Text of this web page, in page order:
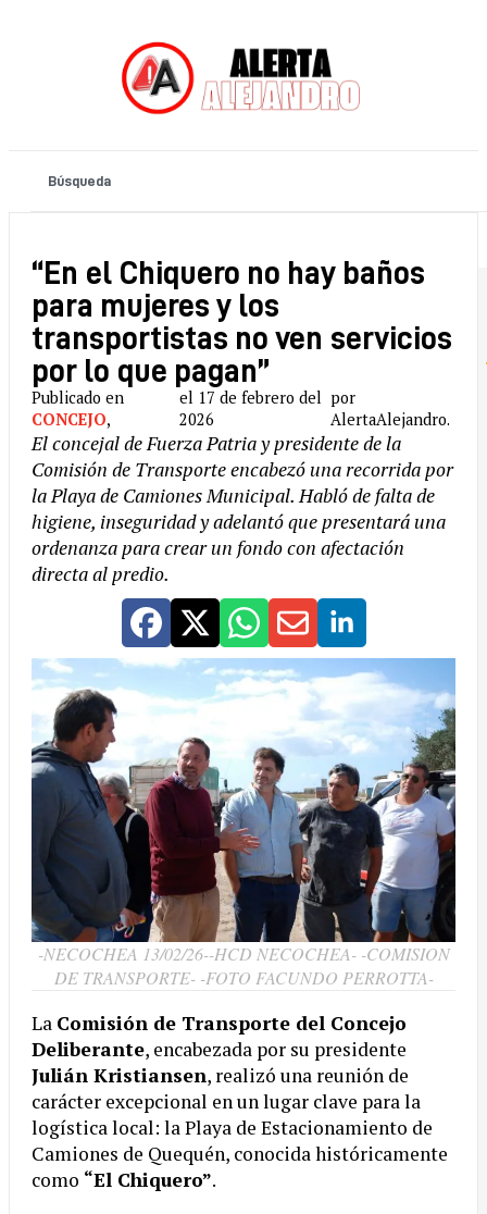
“En el Chiquero no hay baños
para mujeres y los
transportistas no ven servicios
por lo que pagan”
Publicado en
CONCEJO,
el 17 de febrero del
2026
por
AlertaAlejandro.
El concejal de Fuerza Patria y presidente de la
Comisión de Transporte encabezó una recorrida por
la Playa de Camiones Municipal. Habló de falta de
higiene, inseguridad y adelantó que presentará una
ordenanza para crear un fondo con afectación
directa al predio.
-NECOCHEA 13/02/26--HCD NECOCHEA- -COMISION
DE TRANSPORTE- -FOTO FACUNDO PERROTTA-
La Comisión de Transporte del Concejo
Deliberante, encabezada por su presidente
Julián Kristiansen, realizó una reunión de
carácter excepcional en un lugar clave para la
logística local: la Playa de Estacionamiento de
Camiones de Quequén, conocida históricamente
como “El Chiquero”.